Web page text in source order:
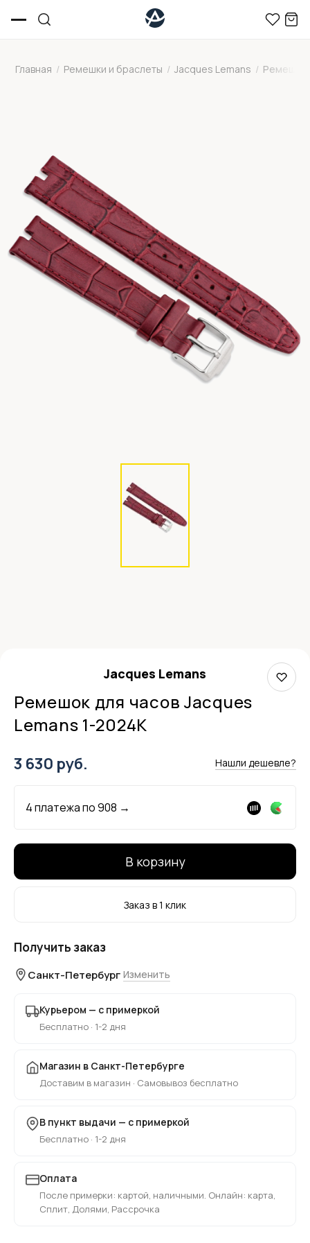
Главная / Ремешки и браслеты / Jacques Lemans / Ремешок
Jacques Lemans
Ремешок для часов Jacques
Lemans 1-2024K
3 630 руб. Нашли дешевле?
4 платежа по908 →
В корзину
Заказ в 1 клик
Получить заказ
Санкт-Петербург Изменить
Курьером — с примеркой
Бесплатно · 1-2 дня
Магазин в Санкт-Петербурге
Доставим в магазин · Самовывоз бесплатно
В пункт выдачи — с примеркой
Бесплатно · 1-2 дня
Оплата
После примерки: картой, наличными. Онлайн: карта,
Сплит, Долями, Рассрочка